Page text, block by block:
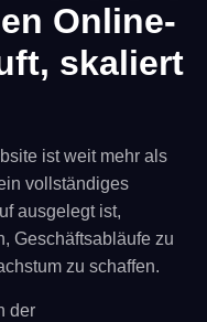
Online-
skaliert
ist weit mehr als
vollständiges
ausgelegt ist,
Geschäftsabläufe zu
zu schaffen.
der